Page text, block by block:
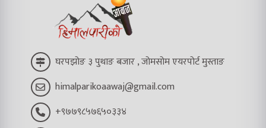
घरपझोङ ३ पुथाङ बजार , जोमसोम एयरपोर्ट मुस्ताङ
himalparikoaawaj@gmail.com
+९७७९८५७६५०३३४